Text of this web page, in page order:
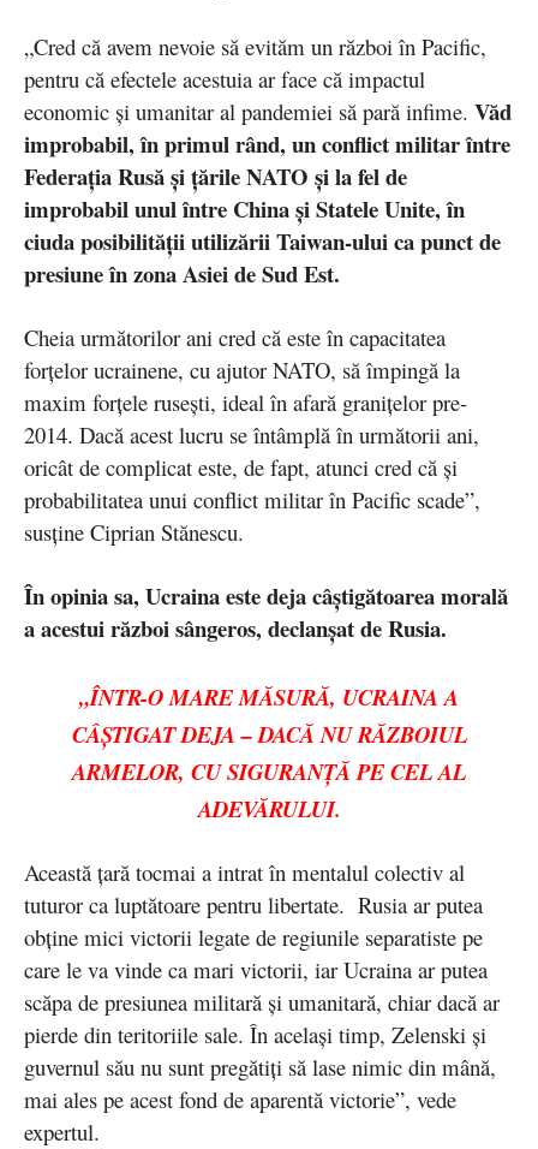
„Cred că avem nevoie să evităm un război în Pacific,
pentru că efectele acestuia ar face că impactul
economic și umanitar al pandemiei să pară infime. Văd
improbabil, în primul rând, un conflict militar între
Federația Rusă și țările NATO și la fel de
improbabil unul între China și Statele Unite, în
ciuda posibilității utilizării Taiwan-ului ca punct de
presiune în zona Asiei de Sud Est.
Cheia următorilor ani cred că este în capacitatea
forțelor ucrainene, cu ajutor NATO, să împingă la
maxim forțele rusești, ideal în afară granițelor pre-
2014. Dacă acest lucru se întâmplă în următorii ani,
oricât de complicat este, de fapt, atunci cred că și
probabilitatea unui conflict militar în Pacific scade”,
susține Ciprian Stănescu.
În opinia sa, Ucraina este deja câștigătoarea morală
a acestui război sângeros, declanșat de Rusia.
„ÎNTR-O MARE MĂSURĂ, UCRAINA A
CÂȘTIGAT DEJA – DACĂ NU RĂZBOIUL
ARMELOR, CU SIGURANȚĂ PE CEL AL
ADEVĂRULUI.
Această țară tocmai a intrat în mentalul colectiv al
tuturor ca luptătoare pentru libertate. Rusia ar putea
obține mici victorii legate de regiunile separatiste pe
care le va vinde ca mari victorii, iar Ucraina ar putea
scăpa de presiunea militară și umanitară, chiar dacă ar
pierde din teritoriile sale. În același timp, Zelenski și
guvernul său nu sunt pregătiți să lase nimic din mână,
mai ales pe acest fond de aparentă victorie”, vede
expertul.